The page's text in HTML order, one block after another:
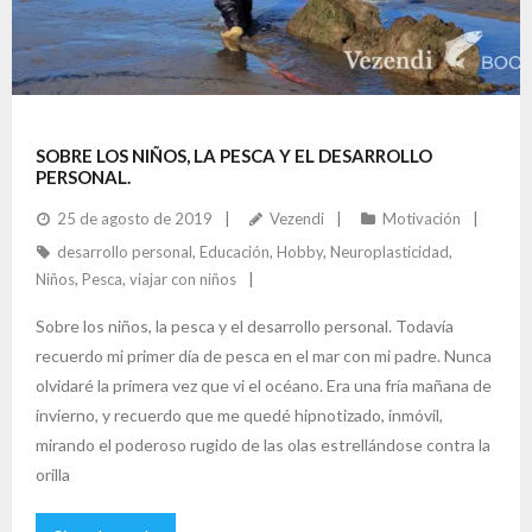
SOBRE LOS NIÑOS, LA PESCA Y EL DESARROLLO
PERSONAL.
25 de agosto de 2019 Vezendi
Motivación
desarrollo personal, Educación, Hobby, Neuroplasticidad,
Niños, Pesca, viajar con niños
Sobre los niños, la pesca y el desarrollo personal. Todavía
recuerdo mi primer día de pesca en el mar con mi padre. Nunca
olvidaré la primera vez que vi el océano. Era una fría mañana de
invierno, y recuerdo que me quedé hipnotizado, inmóvil,
mirando el poderoso rugido de las olas estrellándose contra la
orilla